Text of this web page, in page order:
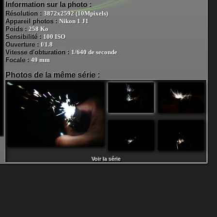
Information sur la photo :
Résolution : 3872x2592 (10Mpixels)
Appareil photos : Nikon 1 J1
Poids : 258 Ko
Sensibilité : 100 ISO
Ouverture : f/1.8
Vitesse d'obturation : 1/640 de seconde
Focale : 49 mm
Photos de la même série :
Voir la série